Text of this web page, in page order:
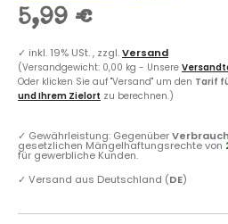
5,99 €
✓ inkl. 19% USt. , zzgl.Versand
(Versandgewicht: 0,00 kg - Unsere
Oder klicken Sie auf "Versand" um den Tarif
und Ihrem Zielort zu berechnen.)
✓ Gewährleistung: Gegenüber
gesetzlichen Mängelhaftungsrechte von
für gewerbliche Kunden.
✓ Versand aus Deutschland (DE)